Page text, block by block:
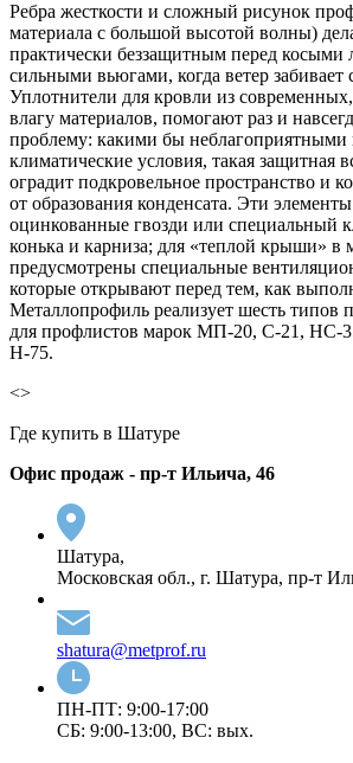
Ребра жесткости и сложный рисунок
материала с большой высотой волны)
практически беззащитным перед косыми
сильными вьюгами, когда ветер забивает
Уплотнители для кровли из
влагу материалов, помогают раз и
проблему: какими бы
климатические условия, такая защитная
оградит подкровельное пространство и
от образования конденсата. Эти
оцинкованные гвозди или специальный
конька и карниза; для «теплой крыши» в
предусмотрены специальные
которые открывают перед тем, как
Металлопрофиль реализует шесть
для профлистов марок МП-20, С-21, НС-
Н-75.
<>
Где купить в Шатуре
Офис продаж - пр-т Ильича, 46
Шатура,
Московская обл., г. Шатура, пр-т
shatura@metprof.ru
ПН-ПТ: 9:00-17:00
СБ: 9:00-13:00, ВС: вых.